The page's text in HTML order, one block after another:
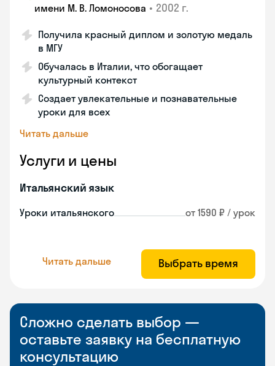
имени М. В. Ломоносова • 2002 г.
Получила красный диплом и золотую медаль
в МГУ
Обучалась в Италии, что обогащает
культурный контекст
Создает увлекательные и познавательные
уроки для всех
Читать дальше
Услуги и цены
Итальянский язык
Уроки итальянского от 1590 ₽ / урок
Читать дальше Выбрать время
Сложно сделать выбор —
оставьте заявку на бесплатную
консультацию